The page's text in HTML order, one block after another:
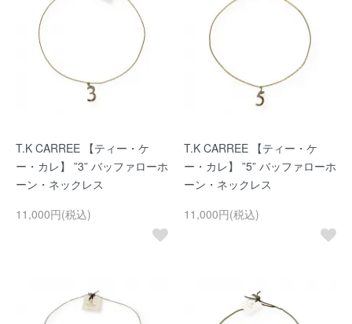
T.K CARREE 【ティー・ケ
ー・カレ】 ”3” バッファローホ
ーン・ネックレス
11,000円(税込)
T.K CARREE 【ティー・ケ
ー・カレ】 ”5” バッファローホ
ーン・ネックレス
11,000円(税込)